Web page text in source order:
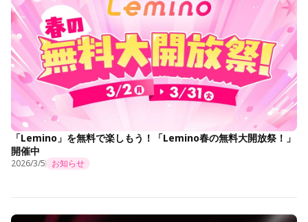
「Lemino」を無料で楽しもう！「Lemino春の無料大開放祭！」
開催中
2026/3/5 お知らせ